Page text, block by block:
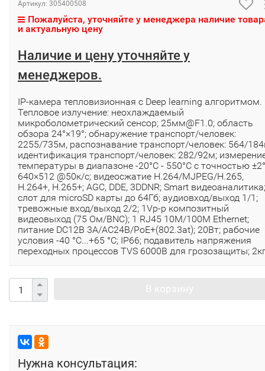
Артикул: 305400508
Пожалуйста, уточняйте у менеджера наличие
и актуальную цену
Наличие и цену уточняйте у
менеджеров.
IP-камера тепловизионная с Deep learning алгоритмом.
Тепловое излучение: неохлаждаемый
микроболометрический сенсор; 25мм@F1.0; область
обзора 24°×19°; обнаружение транспорт/человек:
2255/735м, распознавание транспорт/человек: 564/
идентификация транспорт/человек: 282/92м;
температуры в диапазоне -20°C - 550°C с точностью
640×512 @50к/с; видеосжатие H.264/MJPEG/H.265,
H.264+, H.265+; AGC, DDE, 3DDNR; Smart видеоаналитика;
слот для microSD карты до 64Гб; аудиовход/выход 1/1;
тревожные вход/выход 2/2; 1Vp-p композитный
видеовыход (75 Ом/BNC); 1 RJ45 10M/100M Ethernet;
питание DC12В 3A/AC24В/PoE+(802.3at); 20Вт; рабочие
условия -40 °C...+65 °C; IP66; подавитель напряжения
переходных процессов TVS 6000B для грозозащиты;
Нужна консультация: